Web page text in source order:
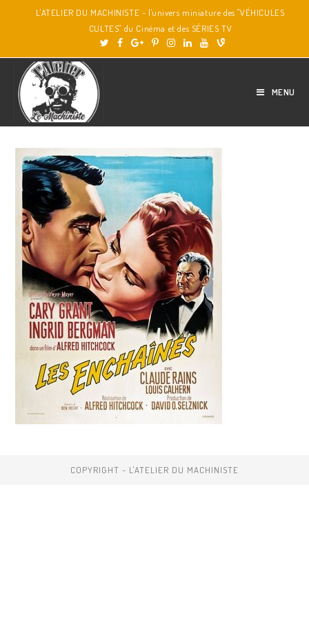
L'ATELIER DU MACHINISTE - l'univers miniature des "VÉHICULES
CULTES" du Cinéma et des SÉRIES TV
MENU
COPYRIGHT - L'ATELIER DU MACHINISTE